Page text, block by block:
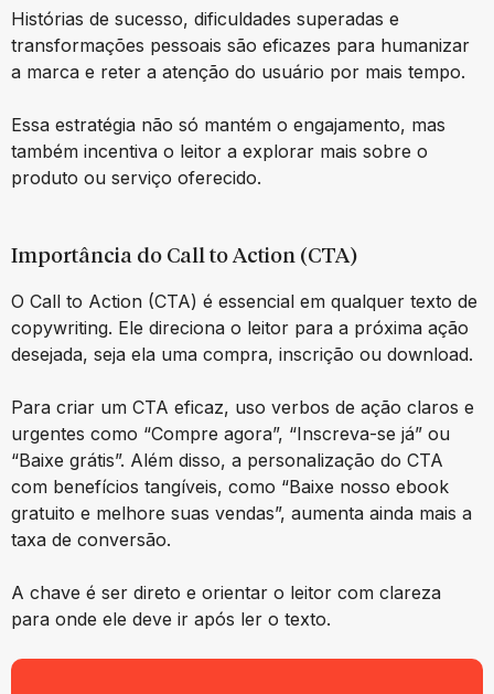
Histórias de sucesso, dificuldades superadas e
transformações pessoais são eficazes para humanizar
a marca e reter a atenção do usuário por mais tempo.
Essa estratégia não só mantém o engajamento, mas
também incentiva o leitor a explorar mais sobre o
produto ou serviço oferecido.
Importância do Call to Action (CTA)
O Call to Action (CTA) é essencial em qualquer texto de
copywriting. Ele direciona o leitor para a próxima ação
desejada, seja ela uma compra, inscrição ou download.
Para criar um CTA eficaz, uso verbos de ação claros e
urgentes como “Compre agora”, “Inscreva-se já” ou
“Baixe grátis”. Além disso, a personalização do CTA
com benefícios tangíveis, como “Baixe nosso ebook
gratuito e melhore suas vendas”, aumenta ainda mais a
taxa de conversão.
A chave é ser direto e orientar o leitor com clareza
para onde ele deve ir após ler o texto.